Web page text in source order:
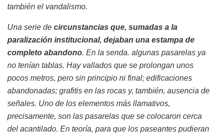
también el vandalismo.
Una serie de circunstancias que, sumadas a la
paralización institucional, dejaban una estampa de
completo abandono. En la senda. algunas pasarelas ya
no tenían tablas. Hay vallados que se prolongan unos
pocos metros, pero sin principio ni final; edificaciones
abandonadas; grafitis en las rocas y, también, ausencia de
señales. Uno de los elementos más llamativos,
precisamente, son las pasarelas que se colocaron cerca
del acantilado. En teoría, para que los paseantes pudieran